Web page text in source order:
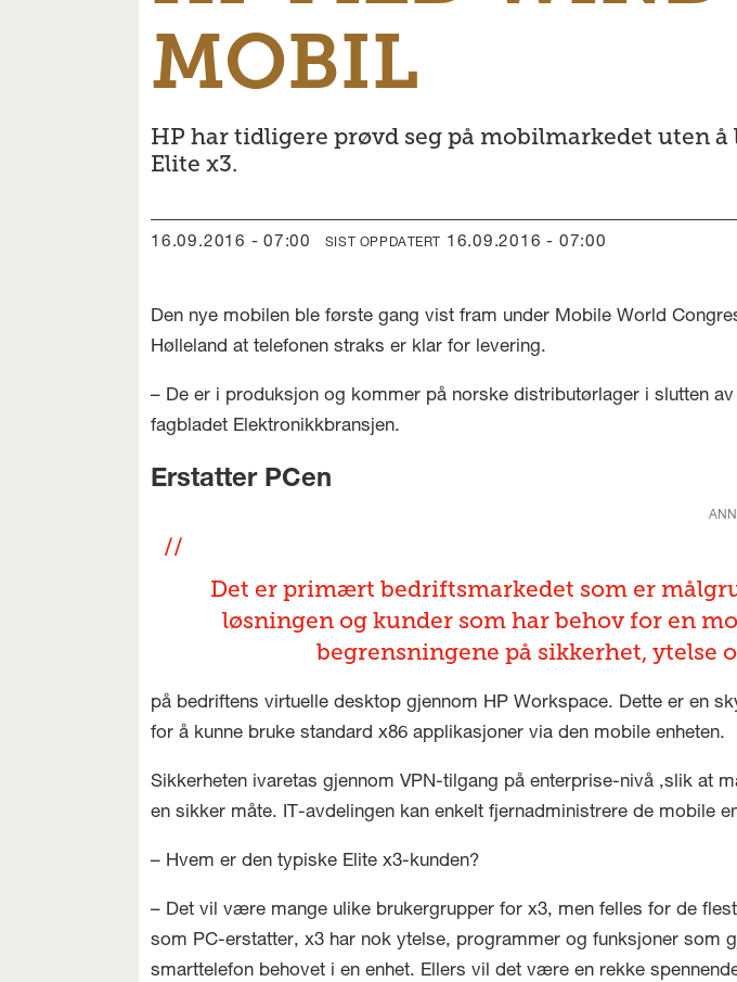
MOBIL
HP har tidligere prøvd seg på mobilmarkedet uten
Elite x3.
16.09.2016 - 07:00 SIST OPPDATERT 16.09.2016 - 07:00
Den nye mobilen ble første gang vist fram under Mobile World
Hølleland at telefonen straks er klar for levering.
– De er i produksjon og kommer på norske distributørlager i slutten
fagbladet Elektronikkbransjen.
Erstatter PCen
Det er primært bedriftsmarkedet som er
løsningen og kunder som har behov for en
begrensningene på sikkerhet, ytelse
på bedriftens virtuelle desktop gjennom HP Workspace. Dette er en
for å kunne bruke standard x86 applikasjoner via den mobile enheten.
Sikkerheten ivaretas gjennom VPN-tilgang på enterprise-nivå ,slik at
en sikker måte. IT-avdelingen kan enkelt fjernadministrere de mobile
– Hvem er den typiske Elite x3-kunden?
– Det vil være mange ulike brukergrupper for x3, men felles for de
som PC-erstatter, x3 har nok ytelse, programmer og funksjoner som
smarttelefon behovet i en enhet. Ellers vil det være en rekke